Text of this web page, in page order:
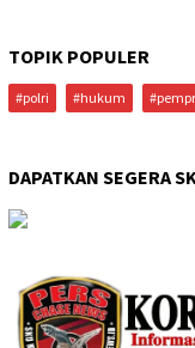
TOPIK POPULER
#polri #hukum
DAPATKAN SEGERA